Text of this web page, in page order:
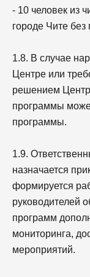
- 10 человек из
городе Чите
1.8. В случае
Центре или
решением
программы
программы.
1.9.
назначается
формируется
руководителей
программ
мониторинга,
мероприятий.